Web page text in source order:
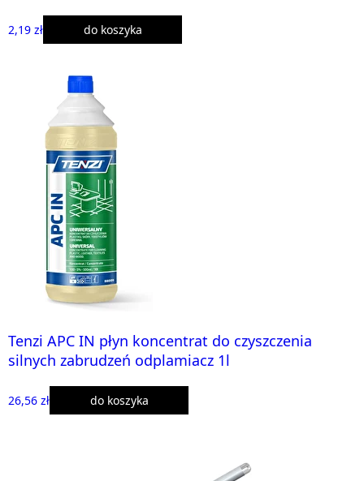
2,19 zł do koszyka
Tenzi APC IN płyn koncentrat do czyszczenia
silnych zabrudzeń odplamiacz 1l
26,56 zł do koszyka